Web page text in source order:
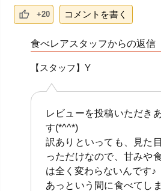
+20 コメントを書く
食べレアスタッフからの返信
【スタッフ】Y
レビューを投稿いただき
す(*^^*)
訳ありといっても、見た
っただけなので、甘みや
は全く変わらないんです♪
あっという間に食べてし